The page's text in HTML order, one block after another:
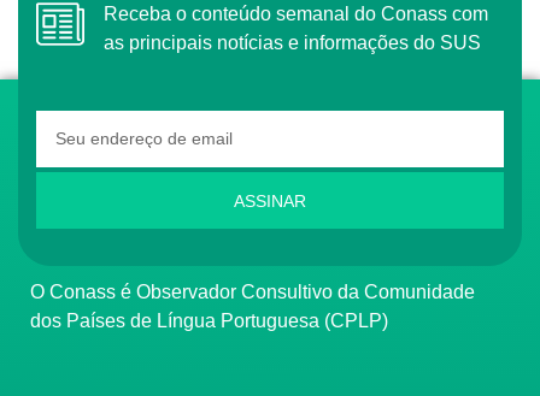
Receba o conteúdo semanal do Conass com
as principais notícias e informações do SUS
ASSINAR
O Conass é Observador Consultivo da Comunidade
dos Países de Língua Portuguesa (CPLP)